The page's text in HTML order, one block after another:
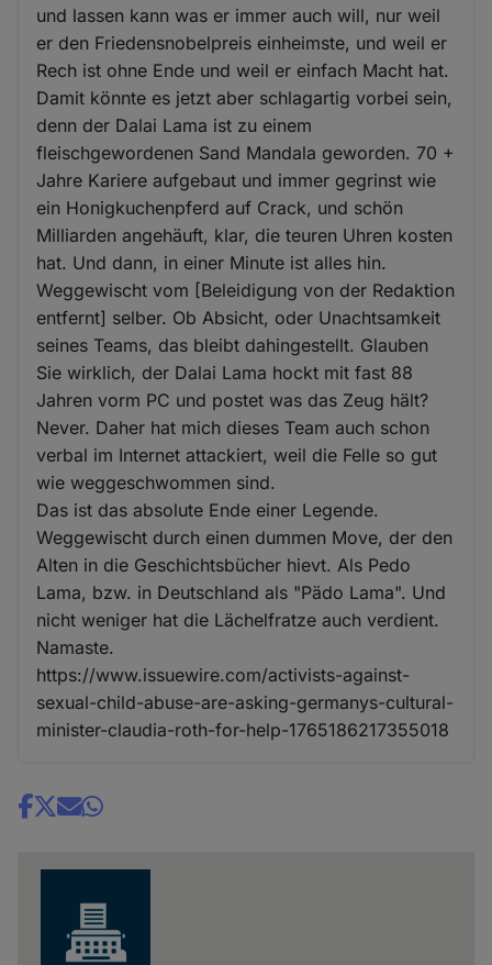
und lassen kann was er immer auch will, nur weil
er den Friedensnobelpreis einheimste, und weil er
Rech ist ohne Ende und weil er einfach Macht hat.
Damit könnte es jetzt aber schlagartig vorbei sein,
denn der Dalai Lama ist zu einem
fleischgewordenen Sand Mandala geworden. 70 +
Jahre Kariere aufgebaut und immer gegrinst wie
ein Honigkuchenpferd auf Crack, und schön
Milliarden angehäuft, klar, die teuren Uhren kosten
hat. Und dann, in einer Minute ist alles hin.
Weggewischt vom [Beleidigung von der Redaktion
entfernt] selber. Ob Absicht, oder Unachtsamkeit
seines Teams, das bleibt dahingestellt. Glauben
Sie wirklich, der Dalai Lama hockt mit fast 88
Jahren vorm PC und postet was das Zeug hält?
Never. Daher hat mich dieses Team auch schon
verbal im Internet attackiert, weil die Felle so gut
wie weggeschwommen sind.
Das ist das absolute Ende einer Legende.
Weggewischt durch einen dummen Move, der den
Alten in die Geschichtsbücher hievt. Als Pedo
Lama, bzw. in Deutschland als "Pädo Lama". Und
nicht weniger hat die Lächelfratze auch verdient.
Namaste.
https://www.issuewire.com/activists-against-
sexual-child-abuse-are-asking-germanys-cultural-
minister-claudia-roth-for-help-1765186217355018
Share